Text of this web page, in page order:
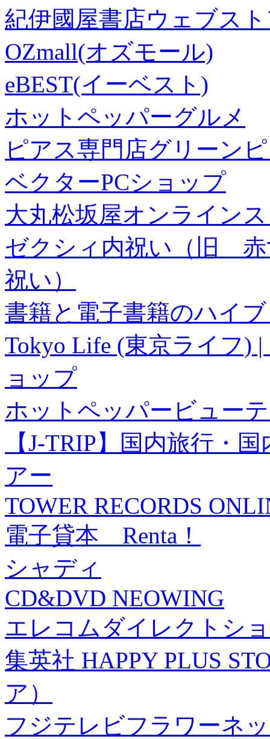
紀伊國屋書店ウェブス
OZmall(オズモール)
eBEST(イーベスト)
ホットペッパーグルメ
ピアス専門店グリーン
ベクターPCショップ
大丸松坂屋オンライン
ゼクシィ内祝い（旧 赤
祝い）
書籍と電子書籍のハイ
Tokyo Life (東京ライフ)
ョップ
ホットペッパービュー
【J-TRIP】国内旅行・
アー
TOWER RECORDS
電子貸本 Renta！
シャディ
CD&DVD NEOWING
エレコムダイレクトシ
集英社 HAPPY PLUS
ア）
フジテレビフラワーネ